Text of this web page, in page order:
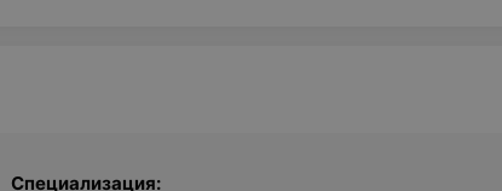
Специализация: